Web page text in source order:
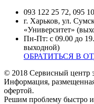
093 122 25 72, 095
г. Харьков, ул.
«Университет»
Пн-Пт: с 09.00 до
выходной)
ОБРАТИТЬСЯ В
© 2018 Сервисный центр
Информация,
офертой.
Решим проблему быстро и